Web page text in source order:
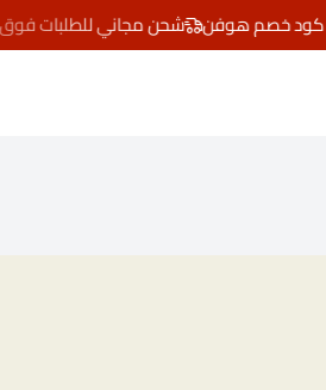
شحن مجاني للطلبات فوق 299 ريال مع كود خصم هوفن